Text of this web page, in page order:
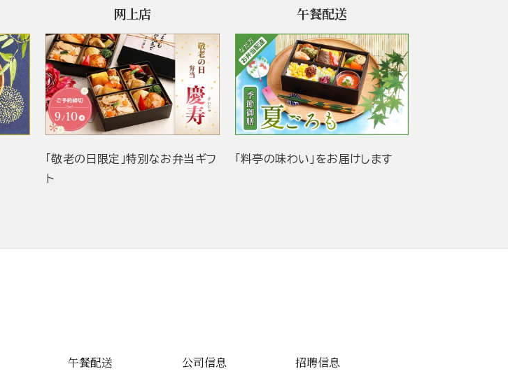
网上店
「敬老の日限定」特別なお弁当ギフ
ト
午餐配送
「料亭の味わい」をお届けします
午餐配送 公司信息 招聘信息